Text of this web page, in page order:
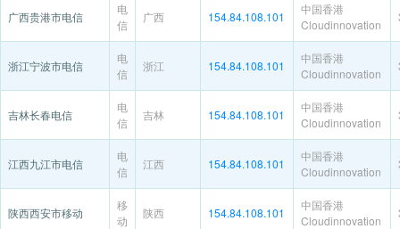
广西贵港市电信
电
信
广西 154.84.108.101
中国香港
Cloudinnovation
浙江宁波市电信
电
信
浙江 154.84.108.101
中国香港
Cloudinnovation
吉林长春电信
电
信
吉林 154.84.108.101
中国香港
Cloudinnovation
江西九江市电信
电
信
江西 154.84.108.101
中国香港
Cloudinnovation
陕西西安市移动
移
动
陕西 154.84.108.101
中国香港
Cloudinnovation